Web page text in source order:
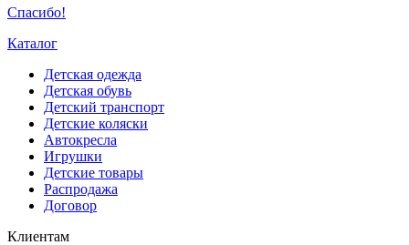
Спасибо!
Каталог
Детская одежда
Детская обувь
Детский транспорт
Детские коляски
Автокресла
Игрушки
Детские товары
Распродажа
Договор
Клиентам